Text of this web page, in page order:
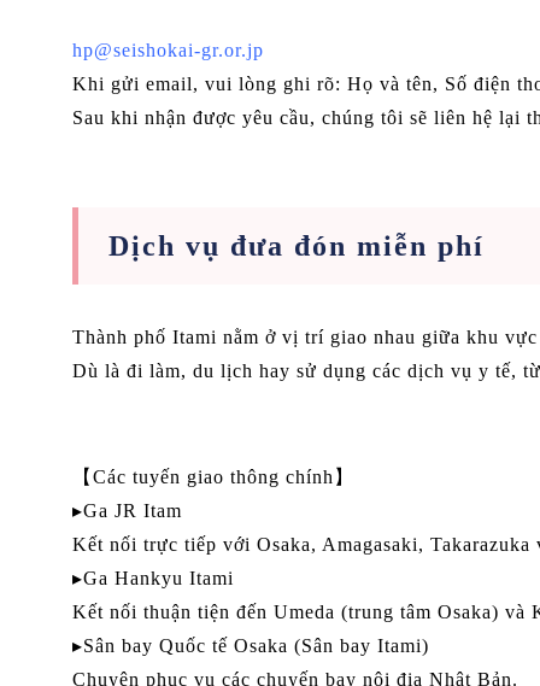
hp@seishokai-gr.or.jp
Khi gửi email, vui lòng ghi rõ: Họ và tên, Số điện
Sau khi nhận được yêu cầu, chúng tôi sẽ liên hệ lại
Dịch vụ đưa đón miễn phí
Thành phố Itami nằm ở vị trí giao nhau giữa khu
Dù là đi làm, du lịch hay sử dụng các dịch vụ y tế,
【Các tuyến giao thông chính】
▸Ga JR Itam
Kết nối trực tiếp với Osaka, Amagasaki, Takarazuka
▸Ga Hankyu Itami
Kết nối thuận tiện đến Umeda (trung tâm Osaka) và
▸Sân bay Quốc tế Osaka (Sân bay Itami)
Chuyên phục vụ các chuyến bay nội địa Nhật Bản.